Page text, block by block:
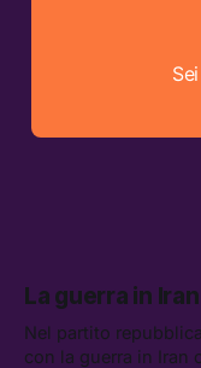
La guerra in
Nel partito
con la guerra in Iran